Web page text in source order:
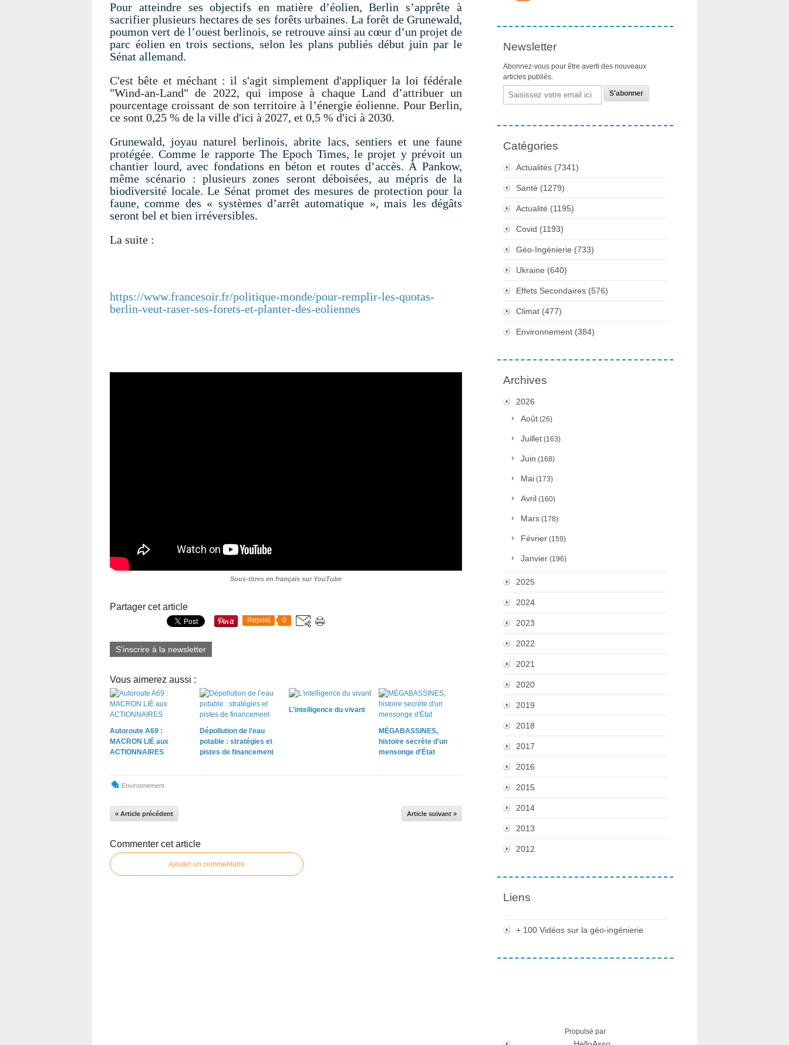
Pour atteindre ses objectifs en matière d’éolien, Berlin s’apprête à
sacrifier plusieurs hectares de ses forêts urbaines. La forêt de Grunewald,
poumon vert de l’ouest berlinois, se retrouve ainsi au cœur d’un projet de
parc éolien en trois sections, selon les plans publiés début juin par le
Sénat allemand.
C'est bête et méchant : il s'agit simplement d'appliquer la loi fédérale
"Wind-an-Land" de 2022, qui impose à chaque Land d’attribuer un
pourcentage croissant de son territoire à l’énergie éolienne. Pour Berlin,
ce sont 0,25 % de la ville d'ici à 2027, et 0,5 % d'ici à 2030.
Grunewald, joyau naturel berlinois, abrite lacs, sentiers et une faune
protégée. Comme le rapporte The Epoch Times, le projet y prévoit un
chantier lourd, avec fondations en béton et routes d’accès. À Pankow,
même scénario : plusieurs zones seront déboisées, au mépris de la
biodiversité locale. Le Sénat promet des mesures de protection pour la
faune, comme des « systèmes d’arrêt automatique », mais les dégâts
seront bel et bien irréversibles.
La suite :
https://www.francesoir.fr/politique-monde/pour-remplir-les-quotas-
berlin-veut-raser-ses-forets-et-planter-des-eoliennes
Sous-titres en français sur YouTube
Partager cet article
Repost 0
S'inscrire à la newsletter
Vous aimerez aussi :
Autoroute A69 :
MACRON LIÉ aux
ACTIONNAIRES
Dépollution de l’eau
potable : stratégies et
pistes de financement
L'intelligence du vivant
MÉGABASSINES,
histoire secrète d'un
mensonge d'État
Environnement
« Article précédent Article suivant »
Commenter cet article
Ajouter un commentaire
Newsletter
Abonnez-vous pour être averti des nouveaux
articles publiés.
Email
Catégories
Actualités (7341)
Santé (1279)
Actualité (1195)
Covid (1193)
Géo-Ingénierie (733)
Ukraine (640)
Effets Secondaires (576)
Climat (477)
Environnement (384)
Archives
2026
Août (26)
Juillet (163)
Juin (168)
Mai (173)
Avril (160)
Mars (178)
Février (159)
Janvier (196)
2025
2024
2023
2022
2021
2020
2019
2018
2017
2016
2015
2014
2013
2012
Liens
+ 100 Vidéos sur la géo-ingénierie
Propulsé par